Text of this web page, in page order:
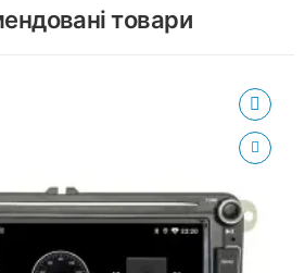
товари